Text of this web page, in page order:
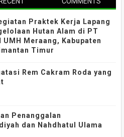
Praktek Kerja Lapang
Hutan Alam di PT
UMH Meraang, Kabupaten
Timur
Rem Cakram Roda yang
Penanggalan
dan Nahdhatul Ulama